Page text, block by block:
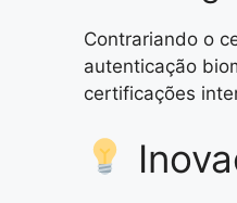
Contrariando o
autenticação
certificações